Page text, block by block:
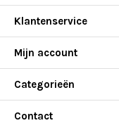
Klantenservice
Mijn account
Categorieën
Contact